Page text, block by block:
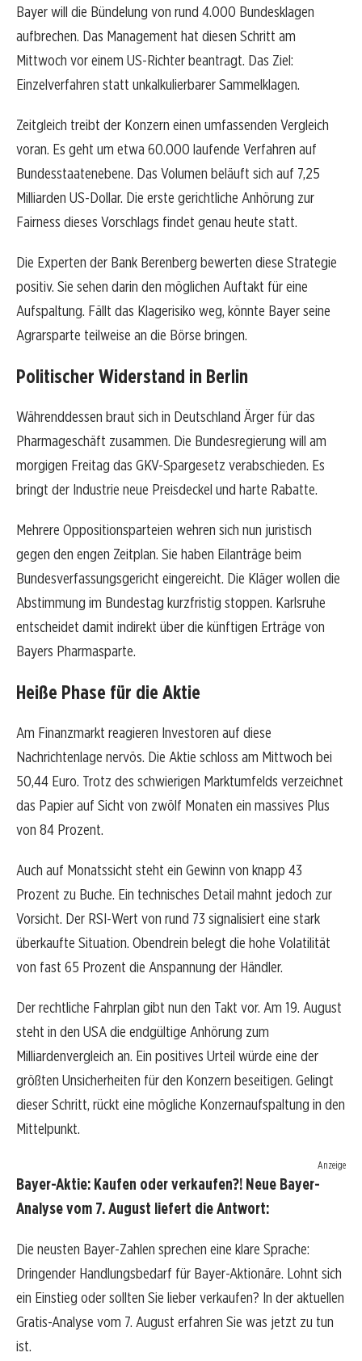
Bayer will die Bündelung von rund 4.000 Bundesklagen
aufbrechen. Das Management hat diesen Schritt am
Mittwoch vor einem US-Richter beantragt. Das Ziel:
Einzelverfahren statt unkalkulierbarer Sammelklagen.
Zeitgleich treibt der Konzern einen umfassenden Vergleich
voran. Es geht um etwa 60.000 laufende Verfahren auf
Bundesstaatenebene. Das Volumen beläuft sich auf 7,25
Milliarden US-Dollar. Die erste gerichtliche Anhörung zur
Fairness dieses Vorschlags findet genau heute statt.
Die Experten der Bank Berenberg bewerten diese Strategie
positiv. Sie sehen darin den möglichen Auftakt für eine
Aufspaltung. Fällt das Klagerisiko weg, könnte Bayer seine
Agrarsparte teilweise an die Börse bringen.
Politischer Widerstand in Berlin
Währenddessen braut sich in Deutschland Ärger für das
Pharmageschäft zusammen. Die Bundesregierung will am
morgigen Freitag das GKV-Spargesetz verabschieden. Es
bringt der Industrie neue Preisdeckel und harte Rabatte.
Mehrere Oppositionsparteien wehren sich nun juristisch
gegen den engen Zeitplan. Sie haben Eilanträge beim
Bundesverfassungsgericht eingereicht. Die Kläger wollen die
Abstimmung im Bundestag kurzfristig stoppen. Karlsruhe
entscheidet damit indirekt über die künftigen Erträge von
Bayers Pharmasparte.
Heiße Phase für die Aktie
Am Finanzmarkt reagieren Investoren auf diese
Nachrichtenlage nervös. Die Aktie schloss am Mittwoch bei
50,44 Euro. Trotz des schwierigen Marktumfelds verzeichnet
das Papier auf Sicht von zwölf Monaten ein massives Plus
von 84 Prozent.
Auch auf Monatssicht steht ein Gewinn von knapp 43
Prozent zu Buche. Ein technisches Detail mahnt jedoch zur
Vorsicht. Der RSI-Wert von rund 73 signalisiert eine stark
überkaufte Situation. Obendrein belegt die hohe Volatilität
von fast 65 Prozent die Anspannung der Händler.
Der rechtliche Fahrplan gibt nun den Takt vor. Am 19. August
steht in den USA die endgültige Anhörung zum
Milliardenvergleich an. Ein positives Urteil würde eine der
größten Unsicherheiten für den Konzern beseitigen. Gelingt
dieser Schritt, rückt eine mögliche Konzernaufspaltung in den
Mittelpunkt.
Anzeige
Bayer-Aktie: Kaufen oder verkaufen?! Neue Bayer-
Analyse vom 7. August liefert die Antwort:
Die neusten Bayer-Zahlen sprechen eine klare Sprache:
Dringender Handlungsbedarf für Bayer-Aktionäre. Lohnt sich
ein Einstieg oder sollten Sie lieber verkaufen? In der aktuellen
Gratis-Analyse vom 7. August erfahren Sie was jetzt zu tun
ist.